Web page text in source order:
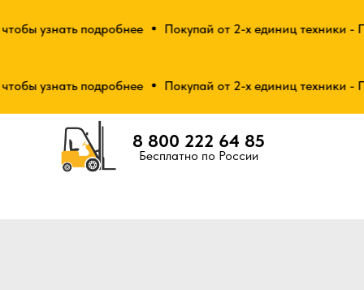
узнать подробнее Покупай от 2-х единиц техники -
узнать подробнее Покупай от 2-х единиц техники -
8 800 222 64 85
Бесплатно по России